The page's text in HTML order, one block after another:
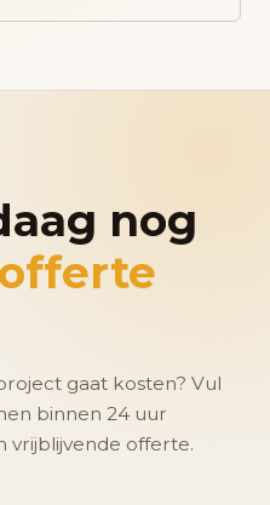
nog
gaat kosten? Vul
binnen 24 uur
vrijblijvende offerte.